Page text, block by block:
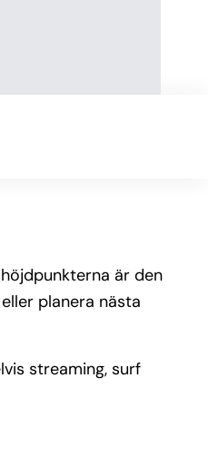
är den
planera nästa
streaming, surf